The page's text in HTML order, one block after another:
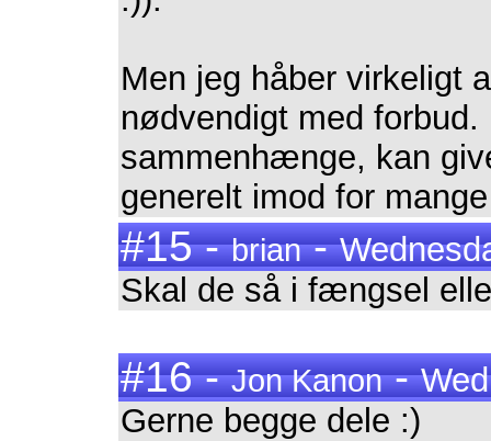
Men jeg håber virkeligt
nødvendigt med
sammenhænge, kan
generelt imod for
#15 -brian-
Skal de så i fængsel
#16 -Jon Kanon-
Gerne begge dele :)